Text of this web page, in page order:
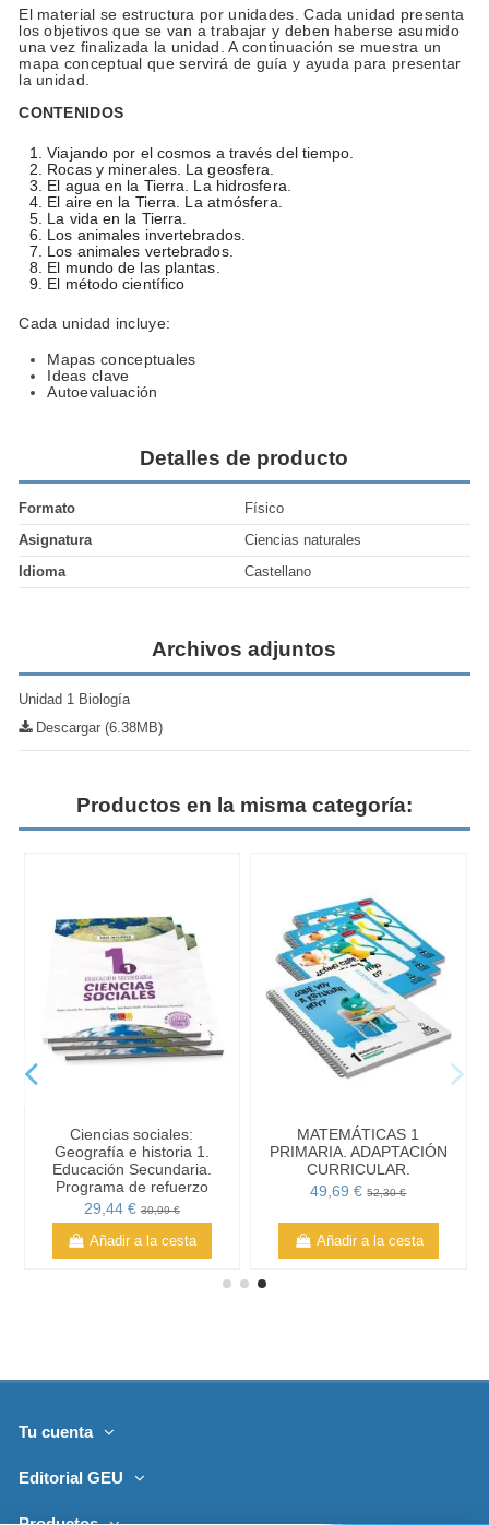
El material se estructura por unidades. Cada unidad presenta
los objetivos que se van a trabajar y deben haberse asumido
una vez finalizada la unidad. A continuación se muestra un
mapa conceptual que servirá de guía y ayuda para presentar
la unidad.
CONTENIDOS
Viajando por el cosmos a través del tiempo.
Rocas y minerales. La geosfera.
El agua en la Tierra. La hidrosfera.
El aire en la Tierra. La atmósfera.
La vida en la Tierra.
Los animales invertebrados.
Los animales vertebrados.
El mundo de las plantas.
El método científico
Cada unidad incluye:
Mapas conceptuales
Ideas clave
Autoevaluación
Detalles de producto
Formato
Físico
Asignatura
Ciencias naturales
Idioma
Castellano
Archivos adjuntos
Unidad 1 Biología
Descargar (6.38MB)
Productos en la misma categoría:
Ciencias sociales:
Geografía e historia 1.
Educación Secundaria.
Programa de refuerzo
29,44 € 30,99 €
Añadir a la cesta
MATEMÁTICAS 1
PRIMARIA. ADAPTACIÓN
CURRICULAR.
49,69 €52,30 €
Añadir a la cesta
Tu cuenta
Editorial GEU